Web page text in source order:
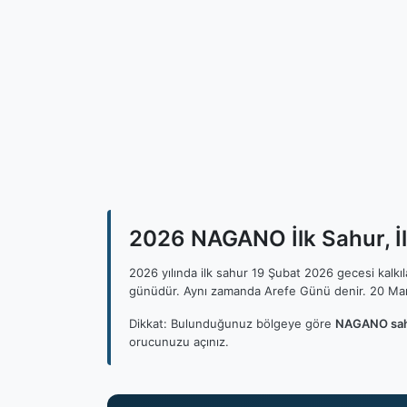
2026 NAGANO İlk Sahur,
2026 yılında ilk sahur 19 Şubat 2026 gecesi
günüdür. Aynı zamanda Arefe Günü denir. 20
Dikkat: Bulunduğunuz bölgeye göre NAGANO
orucunuzu açınız.